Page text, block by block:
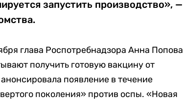
запустить производство», —
глава Роспотребнадзора Анна Попова
получить готовую вакцину от
появление в течение
поколения» против оспы. «Новая